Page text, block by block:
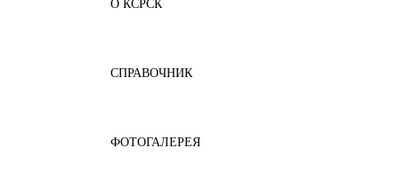
О КСРСК
СПРАВОЧНИК
ФОТОГАЛЕРЕЯ